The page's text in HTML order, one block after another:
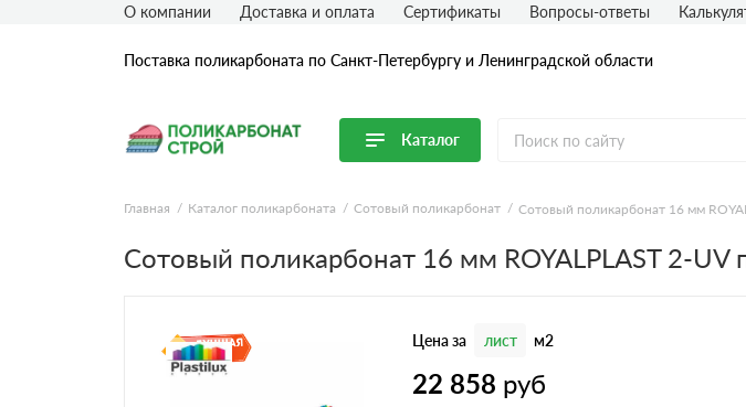
Поставка поликарбоната по Санкт-Петербургу и Ленинградской области
Каталог
Перейти в каталог
Продуктовые линейки
Профилированный поликарбонат
Комплектующие для поликарбоната
О компании Доставка и оплата Сертификаты Вопросы-ответы
Главная Каталог поликарбоната Сотовый поликарбонат Сотовый поликарбонат 16 мм
Сотовый поликарбонат 16 мм ROYALPLAST 2-
Цена за лист м2
22 858 руб